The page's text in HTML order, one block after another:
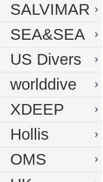
SALVIMAR
SEA&SEA
US Divers
worlddive
XDEEP
Hollis
OMS